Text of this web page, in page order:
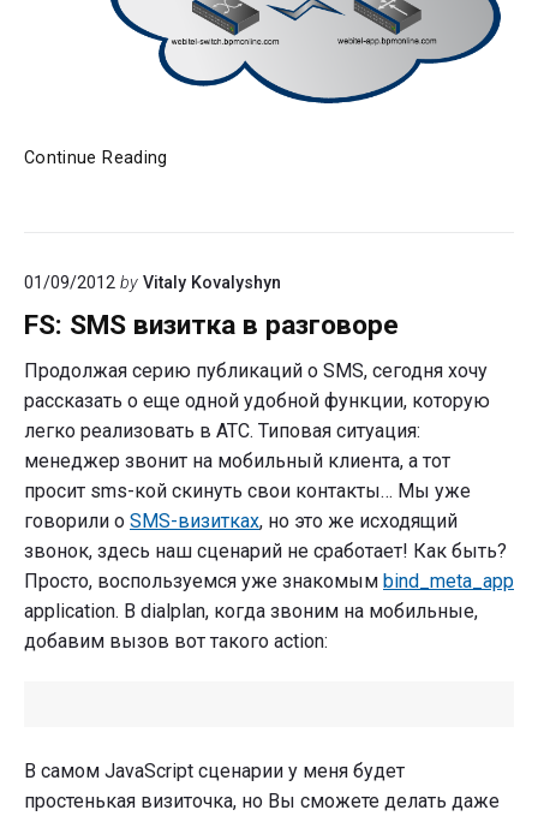
Continue Reading
01/09/2012 by Vitaly Kovalyshyn
FS: SMS визитка в разговоре
Продолжая серию публикаций о SMS, сегодня хочу
рассказать о еще одной удобной функции, которую
легко реализовать в АТС. Типовая ситуация:
менеджер звонит на мобильный клиента, а тот
просит sms-кой скинуть свои контакты… Мы уже
говорили о SMS-визитках, но это же исходящий
звонок, здесь наш сценарий не сработает! Как быть?
Просто, воспользуемся уже знакомым bind_meta_app
application. В dialplan, когда звоним на мобильные,
добавим вызов вот такого action:
В самом JavaScript сценарии у меня будет
простенькая визиточка, но Вы сможете делать даже